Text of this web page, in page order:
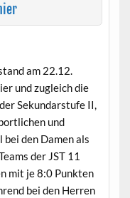
am 22.12.
und zugleich die
Sekundarstufe II,
und
den Damen als
der JST 11
mit je 8:0 Punkten
bei den Herren